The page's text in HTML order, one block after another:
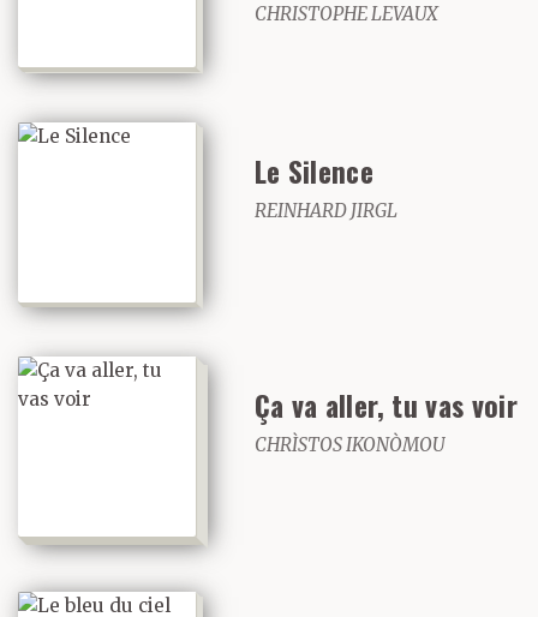
CHRISTOPHE LEVAUX
Le Silence
REINHARD JIRGL
Ça va aller, tu vas voir
CHRÌSTOS IKONÒMOU